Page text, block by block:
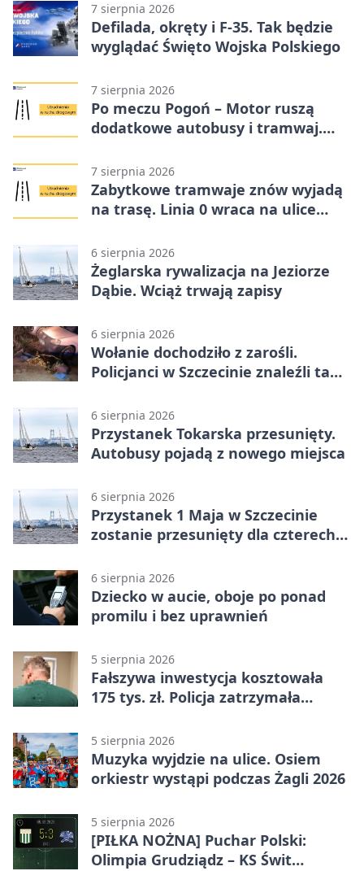
7 sierpnia 2026
Defilada, okręty i F-35. Tak będzie
wyglądać Święto Wojska Polskiego
7 sierpnia 2026
Po meczu Pogoń – Motor ruszą
dodatkowe autobusy i tramwaj.
7 sierpnia 2026
Zabytkowe tramwaje znów wyjadą
na trasę. Linia 0 wraca na ulice
6 sierpnia 2026
Żeglarska rywalizacja na Jeziorze
Dąbie. Wciąż trwają zapisy
6 sierpnia 2026
Wołanie dochodziło z zarośli.
Policjanci w Szczecinie znaleźli tam
6 sierpnia 2026
Przystanek Tokarska przesunięty.
Autobusy pojadą z nowego miejsca
6 sierpnia 2026
Przystanek 1 Maja w Szczecinie
zostanie przesunięty dla czterech
6 sierpnia 2026
Dziecko w aucie, oboje po ponad
promilu i bez uprawnień
5 sierpnia 2026
Fałszywa inwestycja kosztowała
175 tys. zł. Policja zatrzymała
5 sierpnia 2026
Muzyka wyjdzie na ulice. Osiem
orkiestr wystąpi podczas Żagli 2026
5 sierpnia 2026
[PIŁKA NOŻNA] Puchar Polski:
Olimpia Grudziądz – KS Świt